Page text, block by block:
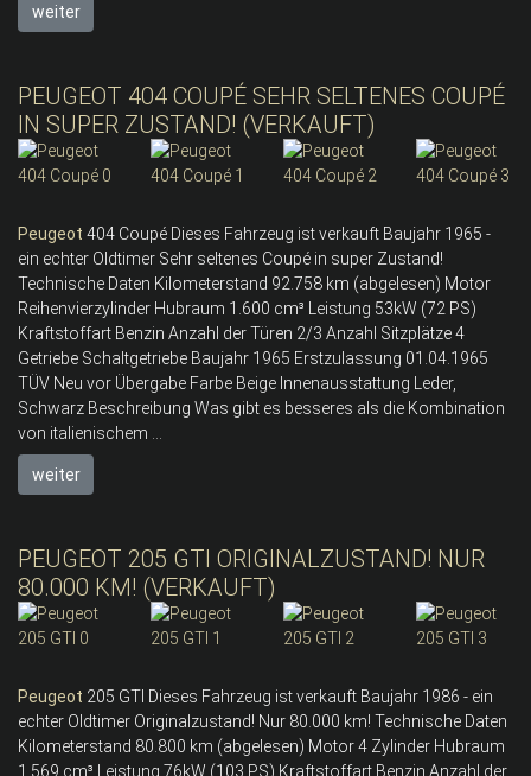
weiter
PEUGEOT 404 COUPÉ SEHR SELTENES COUPÉ
IN SUPER ZUSTAND! (VERKAUFT)
Peugeot 404 Coupé Dieses Fahrzeug ist verkauft Baujahr 1965 -
ein echter Oldtimer Sehr seltenes Coupé in super Zustand!
Technische Daten Kilometerstand 92.758 km (abgelesen) Motor
Reihenvierzylinder Hubraum 1.600 cm³ Leistung 53kW (72 PS)
Kraftstoffart Benzin Anzahl der Türen 2/3 Anzahl Sitzplätze 4
Getriebe Schaltgetriebe Baujahr 1965 Erstzulassung 01.04.1965
TÜV Neu vor Übergabe Farbe Beige Innenausstattung Leder,
Schwarz Beschreibung Was gibt es besseres als die Kombination
von italienischem ...
weiter
PEUGEOT 205 GTI ORIGINALZUSTAND! NUR
80.000 KM! (VERKAUFT)
Peugeot 205 GTI Dieses Fahrzeug ist verkauft Baujahr 1986 - ein
echter Oldtimer Originalzustand! Nur 80.000 km! Technische Daten
Kilometerstand 80.800 km (abgelesen) Motor 4 Zylinder Hubraum
1.569 cm³ Leistung 76kW (103 PS) Kraftstoffart Benzin Anzahl der